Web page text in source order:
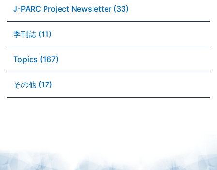
J-PARC Project Newsletter (33)
季刊誌 (11)
Topics (167)
その他 (17)